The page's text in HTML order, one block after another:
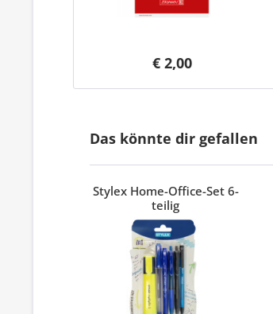
€ 2,00
Das könnte dir gefallen
Stylex Home-Office-Set 6-
teilig